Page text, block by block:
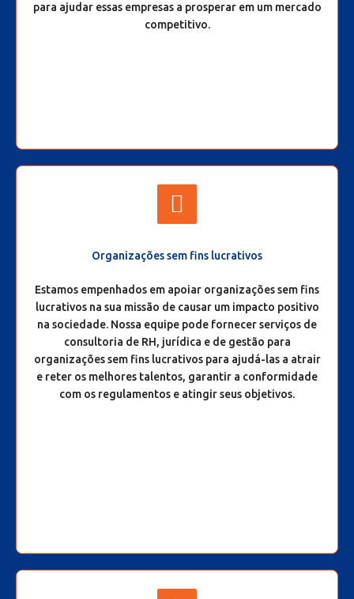
para ajudar essas empresas a prosperar em um mercado
competitivo.
Organizações sem fins lucrativos
Estamos empenhados em apoiar organizações sem fins
lucrativos na sua missão de causar um impacto positivo
na sociedade. Nossa equipe pode fornecer serviços de
consultoria de RH, jurídica e de gestão para
organizações sem fins lucrativos para ajudá-las a atrair
e reter os melhores talentos, garantir a conformidade
com os regulamentos e atingir seus objetivos.